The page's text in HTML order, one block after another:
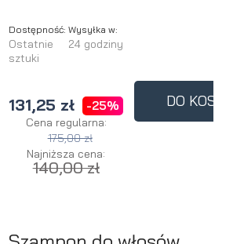
Dostępność:
Ostatnie
sztuki
Wysyłka w:
24 godziny
131,25 zł -25%
Cena regularna:
175,00 zł
Najniższa cena:
140,00 zł
DO KOSZYKA